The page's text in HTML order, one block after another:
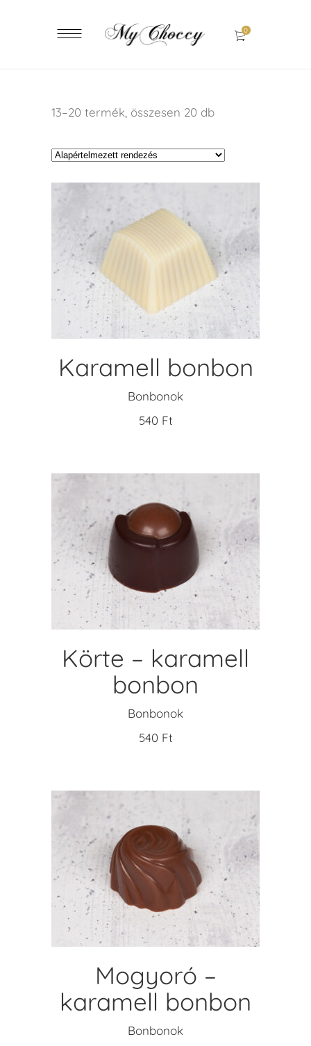
0
13–20 termék, összesen 20 db
KOSÁRBA TESZEM
Karamell bonbon
Bonbonok
540 Ft
KOSÁRBA TESZEM
Körte – karamell
bonbon
Bonbonok
540 Ft
KOSÁRBA TESZEM
Mogyoró –
karamell bonbon
Bonbonok